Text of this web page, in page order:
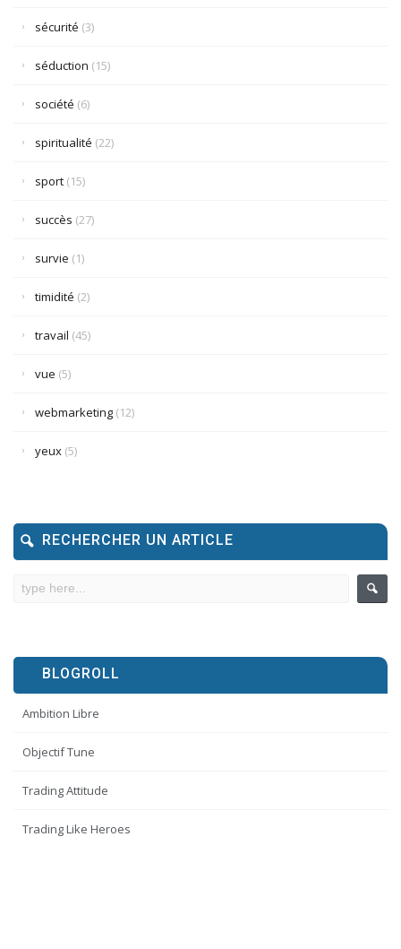
sécurité (3)
séduction (15)
société (6)
spiritualité (22)
sport (15)
succès (27)
survie (1)
timidité (2)
travail (45)
vue (5)
webmarketing (12)
yeux (5)
RECHERCHER UN ARTICLE
BLOGROLL
Ambition Libre
Objectif Tune
Trading Attitude
Trading Like Heroes